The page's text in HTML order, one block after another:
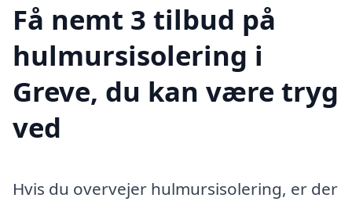
Få nemt 3 tilbud på
hulmursisolering i
Greve, du kan være tryg
ved
Hvis du overvejer hulmursisolering, er der